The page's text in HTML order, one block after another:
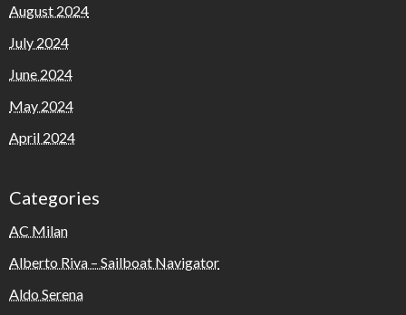
August 2024
July 2024
June 2024
May 2024
April 2024
Categories
AC Milan
Alberto Riva – Sailboat Navigator
Aldo Serena